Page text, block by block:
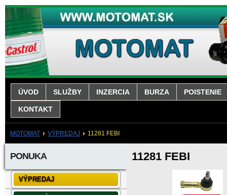
ÚVOD SLUŽBY INZERCIA BURZA POISTENIE
KONTAKT
MOTOMAT VÝPREDAJ 11281 FEBI
PONUKA
VÝPREDAJ
11281 FEBI